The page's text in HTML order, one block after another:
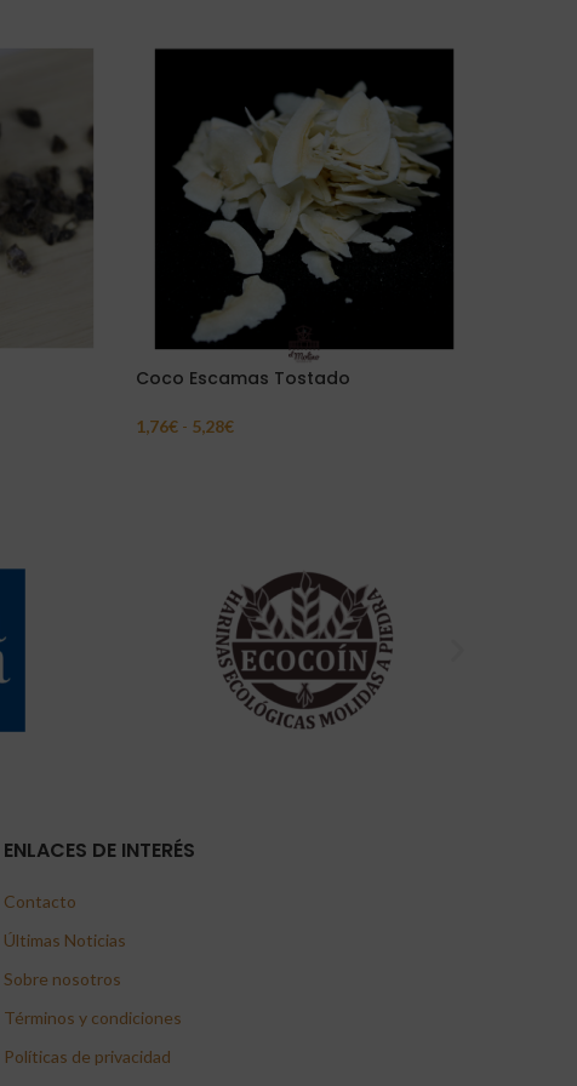
Coco Escamas Tostado
1,76€ - 5,28€
ENLACES DE INTERÉS
Contacto
Últimas Noticias
Sobre nosotros
Términos y condiciones
Políticas de privacidad